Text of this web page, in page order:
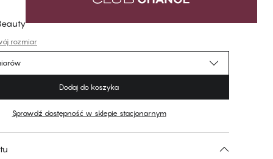
rozmiar
Dodaj do koszyka
Sprawdź dostępność w sklepie stacjonarnym